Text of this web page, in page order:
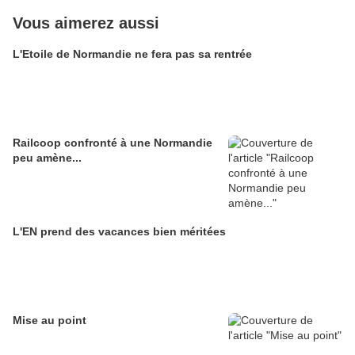
Vous aimerez aussi
L'Etoile de Normandie ne fera pas sa rentrée
Railcoop confronté à une Normandie
peu amène...
L'EN prend des vacances bien méritées
Mise au point